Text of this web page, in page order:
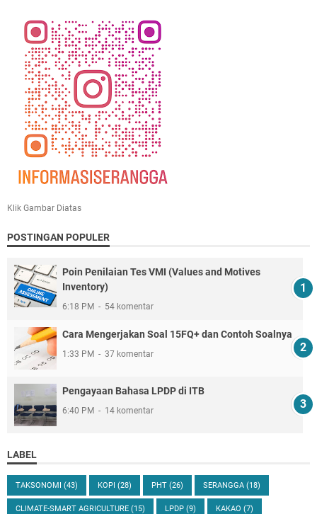
Klik Gambar Diatas
POSTINGAN POPULER
Poin Penilaian Tes VMI (Values and Motives
Inventory)
6:18 PM 54 komentar
Cara Mengerjakan Soal 15FQ+ dan Contoh Soalnya
1:33 PM 37 komentar
Pengayaan Bahasa LPDP di ITB
6:40 PM 14 komentar
LABEL
TAKSONOMI (43) KOPI (28) PHT (26) SERANGGA (18)
CLIMATE-SMART AGRICULTURE (15) LPDP (9) KAKAO (7)